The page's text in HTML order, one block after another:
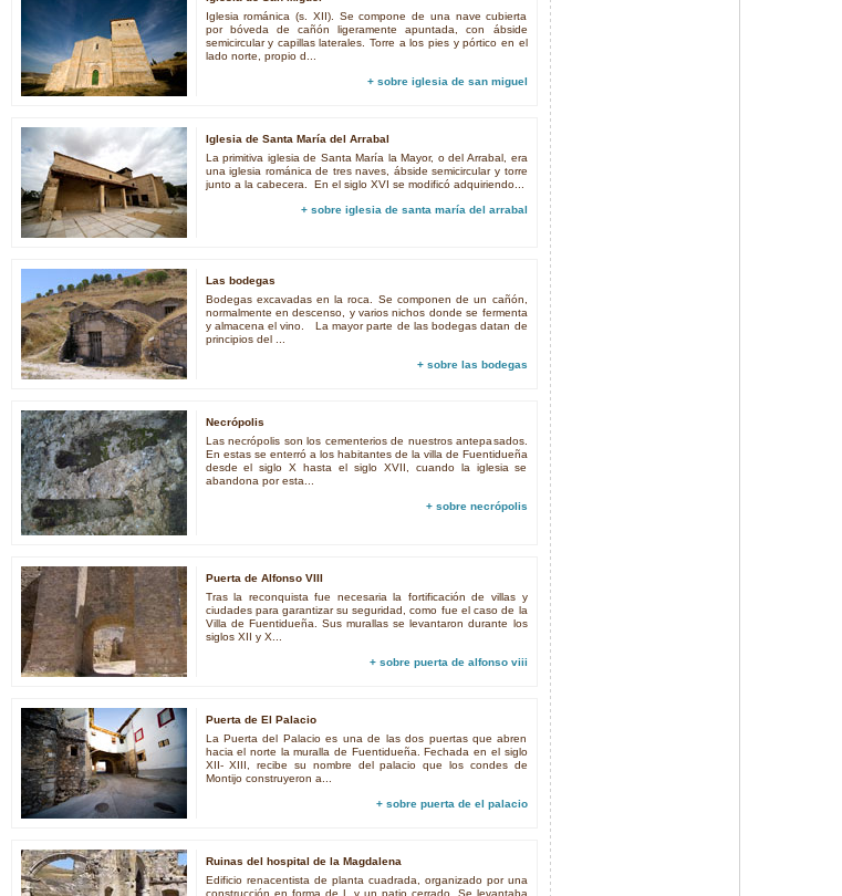
Iglesia románica (s. XII). Se compone de una nave cubierta
por bóveda de cañón ligeramente apuntada, con ábside
semicircular y capillas laterales. Torre a los pies y pórtico en el
lado norte, propio d...
+ sobre iglesia de san miguel
Iglesia de Santa María del Arrabal
La primitiva iglesia de Santa María la Mayor, o del Arrabal, era
una iglesia románica de tres naves, ábside semicircular y torre
junto a la cabecera. En el siglo XVI se modificó adquiriendo...
+ sobre iglesia de santa maría del arrabal
Las bodegas
Bodegas excavadas en la roca. Se componen de un cañón,
normalmente en descenso, y varios nichos donde se fermenta
y almacena el vino. La mayor parte de las bodegas datan de
principios del ...
+ sobre las bodegas
Necrópolis
Las necrópolis son los cementerios de nuestros antepasados.
En estas se enterró a los habitantes de la villa de Fuentidueña
desde el siglo X hasta el siglo XVII, cuando la iglesia se
abandona por esta...
+ sobre necrópolis
Puerta de Alfonso VIII
Tras la reconquista fue necesaria la fortificación de villas y
ciudades para garantizar su seguridad, como fue el caso de la
Villa de Fuentidueña. Sus murallas se levantaron durante los
siglos XII y X...
+ sobre puerta de alfonso viii
Puerta de El Palacio
La Puerta del Palacio es una de las dos puertas que abren
hacia el norte la muralla de Fuentidueña. Fechada en el siglo
XII- XIII, recibe su nombre del palacio que los condes de
Montijo construyeron a...
+ sobre puerta de el palacio
Ruinas del hospital de la Magdalena
Edificio renacentista de planta cuadrada, organizado por una
construcción en forma de L y un patio cerrado. Se levantaba